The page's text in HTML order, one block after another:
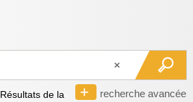
recherche avancée
Résultats de la